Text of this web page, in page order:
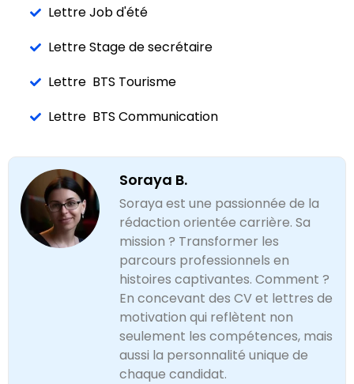
Lettre Job d'été
Lettre Stage de secrétaire
Lettre BTS Tourisme
Lettre BTS Communication
Soraya B.
Soraya est une passionnée de la
rédaction orientée carrière. Sa
mission ? Transformer les
parcours professionnels en
histoires captivantes. Comment ?
En concevant des CV et lettres de
motivation qui reflètent non
seulement les compétences, mais
aussi la personnalité unique de
chaque candidat.